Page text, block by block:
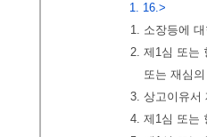
1. 16.>
1. 소장등에
2. 제1심 또는
또는 재심
3. 상고이유서
4. 제1심 또는